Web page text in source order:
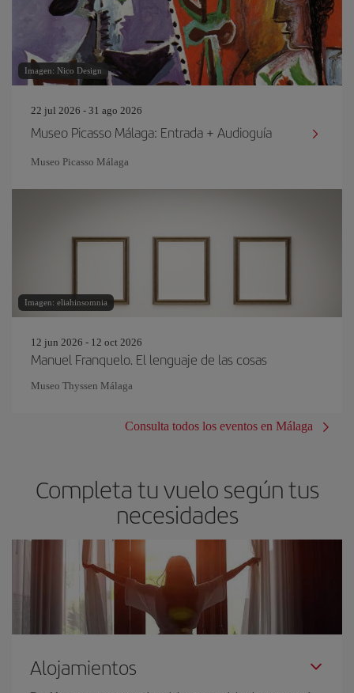
Imagen: Nico Design
22 jul 2026 - 31 ago 2026
Museo Picasso Málaga: Entrada + Audioguía
Museo Picasso Málaga
Imagen: eliahinsomnia
12 jun 2026 - 12 oct 2026
Manuel Franquelo. El lenguaje de las cosas
Museo Thyssen Málaga
Consulta todos los eventos en Málaga
Completa tu vuelo según tus
necesidades
Alojamientos